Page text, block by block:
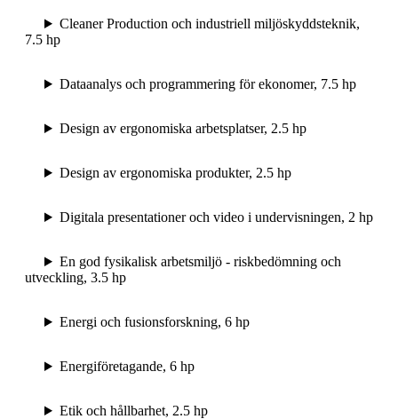
Cleaner Production och industriell miljöskyddsteknik,
7.5 hp
Dataanalys och programmering för ekonomer, 7.5 hp
Design av ergonomiska arbetsplatser, 2.5 hp
Design av ergonomiska produkter, 2.5 hp
Digitala presentationer och video i undervisningen, 2 hp
En god fysikalisk arbetsmiljö - riskbedömning och
utveckling, 3.5 hp
Energi och fusionsforskning, 6 hp
Energiföretagande, 6 hp
Etik och hållbarhet, 2.5 hp